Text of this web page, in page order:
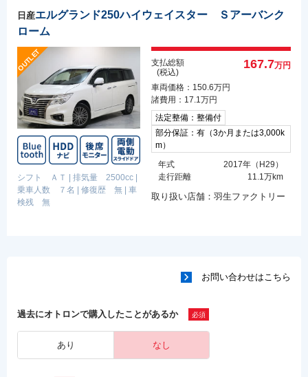
日産エルグランド250ハイウェイスター Ｓアーバンク
ローム
シフト ＡＴ 排気量 2500cc
乗車人数 ７名
修復歴 無
車
検残 無
支払総額
(税込)
167.7万円
車両価格：150.6万円
諸費用：17.1万円
法定整備：整備付
部分保証：有（3か月または3,000k
m）
年式
2017年（H29）
走行距離
11.1万km
取り扱い店舗：羽生ファクトリー
お問い合わせはこちら
過去にオトロンで購入したことがあるか
あり なし